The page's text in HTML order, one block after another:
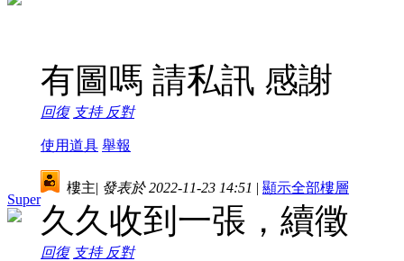
有圖嗎 請私訊 感謝
回復 支持 反對
使用道具 舉報
Super
樓主| 發表於 2022-11-23 14:51 | 顯示全部樓層
久久收到一張，續徵
回復 支持 反對